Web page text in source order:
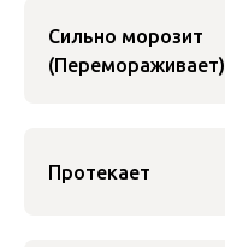
Сильно морозит
(Перемораживает)
Протекает